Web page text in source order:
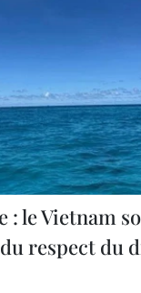
: le Vietnam
respect du